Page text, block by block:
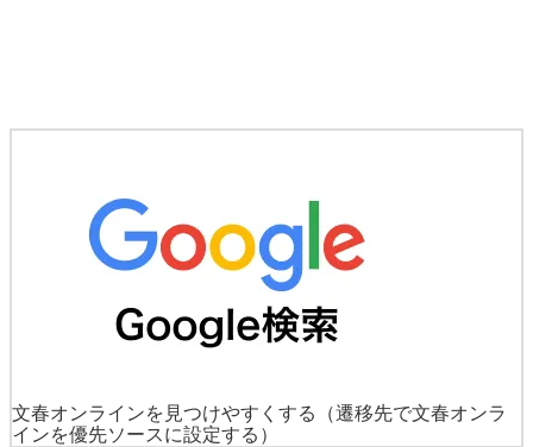
文春オンラインを見つけやすくする
（遷移先で文春オンラ
インを優先ソースに設定する）